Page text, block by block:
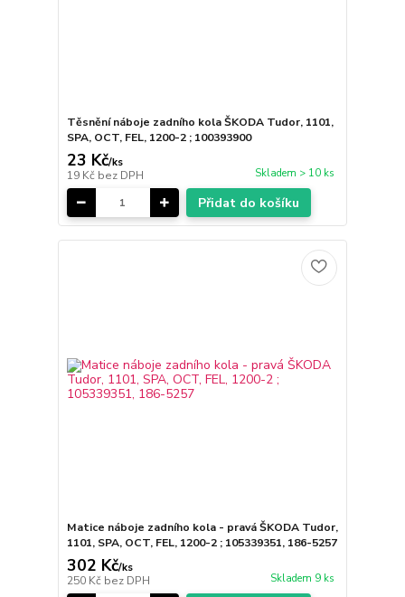
Těsnění náboje zadního kola ŠKODA Tudor, 1101,
SPA, OCT, FEL, 1200-2 ; 100393900
23 Kč/ks
19 Kč bez DPH Skladem > 10 ks
Přidat do košíku
Matice náboje zadního kola - pravá ŠKODA Tudor,
1101, SPA, OCT, FEL, 1200-2 ; 105339351, 186-5257
302 Kč/ks
250 Kč bez DPH Skladem 9 ks